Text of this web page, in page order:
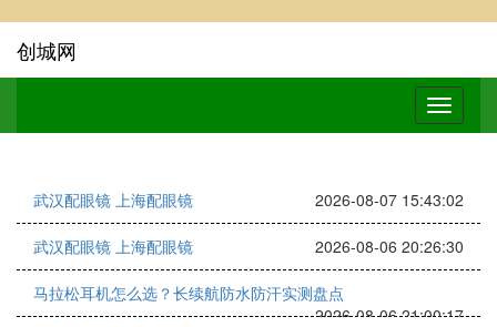
创城网
武汉配眼镜 上海配眼镜 2026-08-07 15:43:02
武汉配眼镜 上海配眼镜 2026-08-06 20:26:30
马拉松耳机怎么选？长续航防水防汗实测盘点
2026-08-06 21:00:17